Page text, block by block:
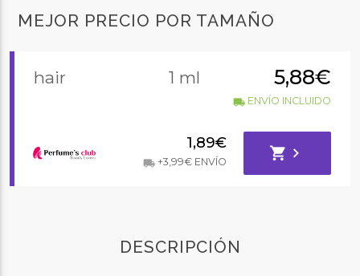
MEJOR PRECIO POR TAMAÑO
hair 1 ml 5,88€
local_shippingENVÍO INCLUIDO
1,89€
local_shipping+3,99€ ENVÍO shopping_cart chevron_right
DESCRIPCIÓN